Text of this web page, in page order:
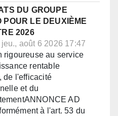
DU GROUPE
POUR LE DEUXIÈME
2026
août 6 2026 17:47
rigoureuse au service
rentable
de l'efficacité
et du
AD
à l'art. 53 du